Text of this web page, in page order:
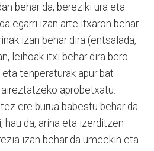
behar da, bereziki ura eta
egarri izan arte itxaron behar.
izan behar dira (entsalada,
leihoak itxi behar dira bero
tenperaturak apur bat
aprobetxatu.
ere burua babestu behar da
hau da, arina eta izerditzen
izan behar da umeekin eta